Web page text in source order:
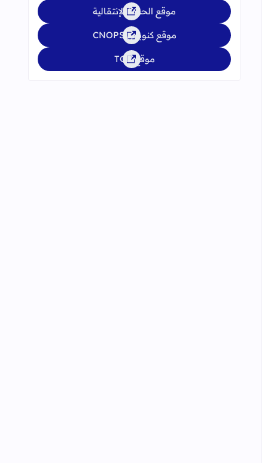
موقع الحركة الإنتقالية
موقع كنوبس CNOPS
موقع TGR